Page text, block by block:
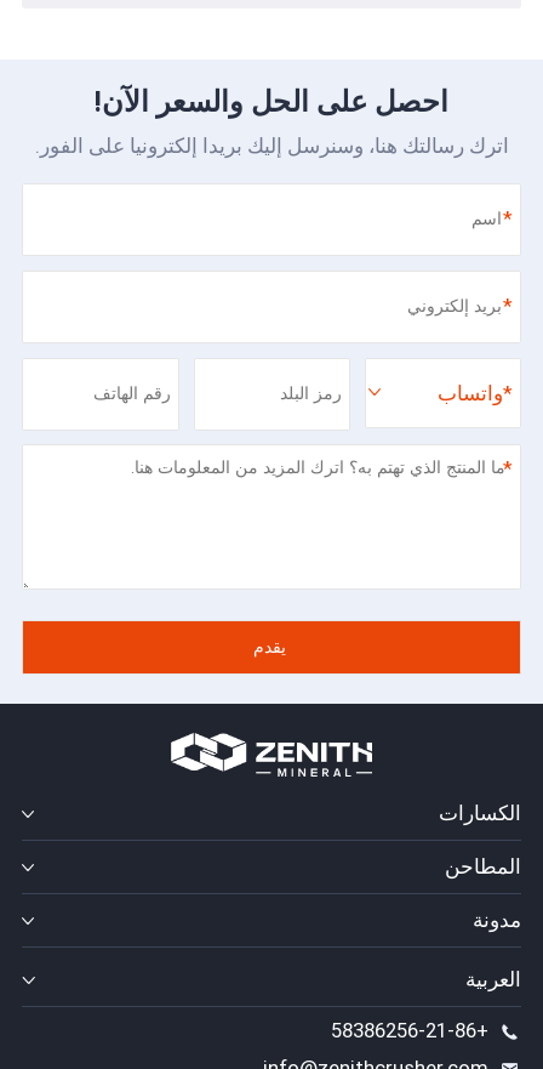
احصل على الحل والسعر الآن!
اترك رسالتك هنا، وسنرسل إليك بريدا إلكترونيا على الفور.
*
*
*واتساب
*
الكسارات
المطاحن
مدونة
+58386256-21-86
العربية